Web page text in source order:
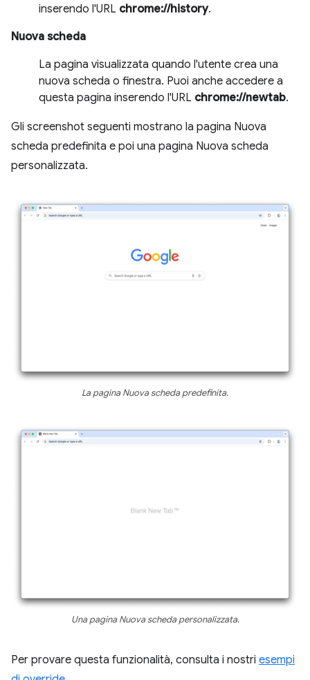
inserendo l'URL chrome://history.
Nuova scheda
La pagina visualizzata quando l'utente crea una
nuova scheda o finestra. Puoi anche accedere a
questa pagina inserendo l'URL chrome://newtab.
Gli screenshot seguenti mostrano la pagina Nuova
scheda predefinita e poi una pagina Nuova scheda
personalizzata.
La pagina Nuova scheda predefinita.
Una pagina Nuova scheda personalizzata.
Per provare questa funzionalità, consulta i nostri esempi